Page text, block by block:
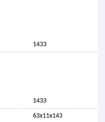
1433
1433
63х11х143